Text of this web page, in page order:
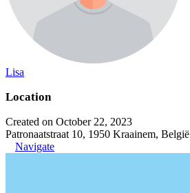
Lisa
Location
Created on October 22, 2023
Patronaatstraat 10, 1950 Kraainem, België
Navigate